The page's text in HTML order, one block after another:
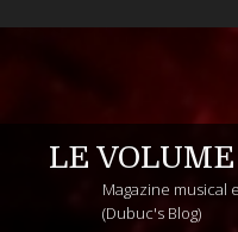
LE VOLUME
Magazine musical
(Dubuc's Blog)